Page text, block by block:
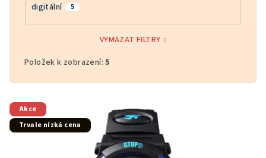
digitální 5
VYMAZAT FILTRY
Položek k zobrazení:5
V
ý
p
Akce
Trvale nízká cena